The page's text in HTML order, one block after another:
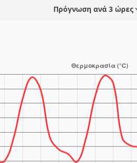
Πρόγνωση ανά 3 ώρες